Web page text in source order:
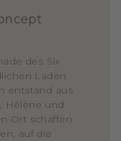
des Six
Laden
entstand aus
Hélène und
Ort schaffen
auf die